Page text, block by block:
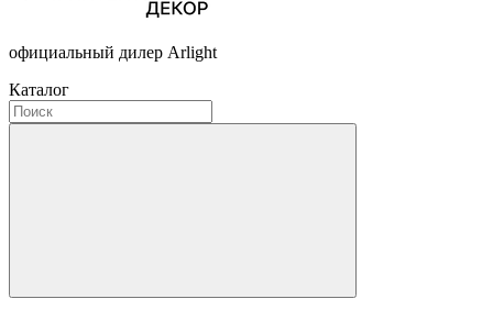
официальный дилер Arlight
Каталог